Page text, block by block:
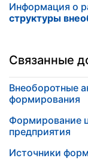
Информация о
структуры
Связанные
Внеоборотные
формирования
Формирование
предприятия
Источники